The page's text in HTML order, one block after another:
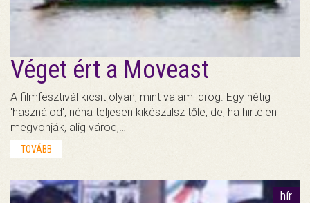
Véget ért a Moveast
A filmfesztivál kicsit olyan, mint valami drog. Egy hétig
'használod', néha teljesen kikészülsz tőle, de, ha hirtelen
megvonják, alig várod,…
TOVÁBB
hír